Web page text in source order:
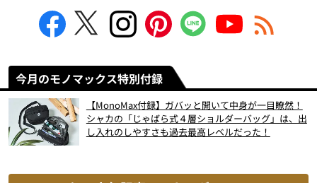
今月のモノマックス特別付録
【MonoMax付録】ガバッと開いて中身が一目瞭然！
シャカの「じゃばら式４層ショルダーバッグ」は、出
し入れのしやすさも過去最高レベルだった！